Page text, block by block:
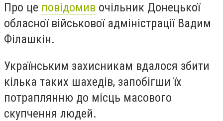
Про це повідомив очільник Донецької
обласної військової адміністрації Вадим
Філашкін.
Українським захисникам вдалося збити
кілька таких шахедів, запобігши їх
потраплянню до місць масового
скупчення людей.